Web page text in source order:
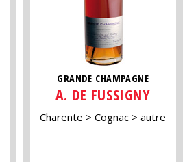
GRANDE CHAMPAGNE
A. DE FUSSIGNY
Charente Cognac autre